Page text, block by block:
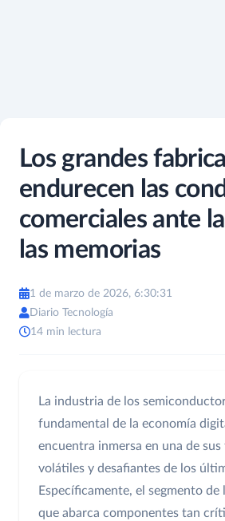
Los grandes
endurecen las
comerciales ante
las memorias
1 de marzo de 2026, 6:30:31
Diario Tecnología
14 min lectura
La industria de los
fundamental de la economía
encuentra inmersa en una de sus
volátiles y desafiantes de los
Específicamente, el segmento de
que abarca componentes tan